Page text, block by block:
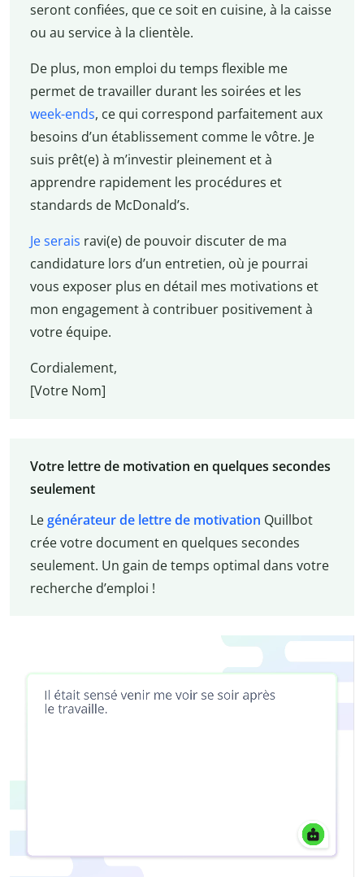
seront confiées, que ce soit en cuisine, à la caisse
ou au service à la clientèle.
De plus, mon emploi du temps flexible me
permet de travailler durant les soirées et les
week-ends, ce qui correspond parfaitement aux
besoins d’un établissement comme le vôtre. Je
suis prêt(e) à m’investir pleinement et à
apprendre rapidement les procédures et
standards de McDonald’s.
Je serais ravi(e) de pouvoir discuter de ma
candidature lors d’un entretien, où je pourrai
vous exposer plus en détail mes motivations et
mon engagement à contribuer positivement à
votre équipe.
Cordialement,
[Votre Nom]
Votre lettre de motivation en quelques secondes
seulement
Legénérateur de lettre de motivation Quillbot
crée votre document en quelques secondes
seulement. Un gain de temps optimal dans votre
recherche d’emploi !